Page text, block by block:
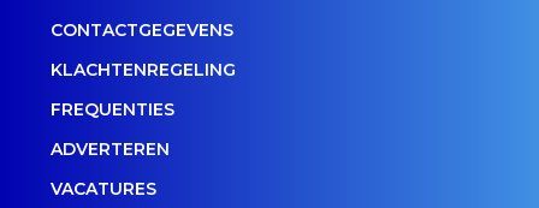
CONTACTGEGEVENS
KLACHTENREGELING
FREQUENTIES
ADVERTEREN
VACATURES